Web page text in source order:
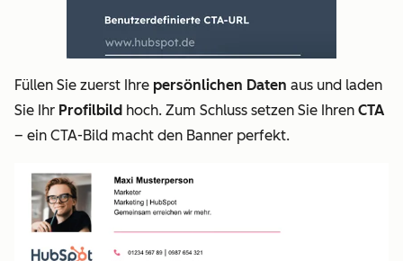
Füllen Sie zuerst Ihre persönlichen Daten aus und laden
Sie Ihr Profilbild hoch. Zum Schluss setzen Sie Ihren CTA
– ein CTA-Bild macht den Banner perfekt.